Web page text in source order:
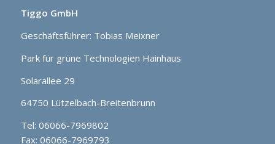
Tiggo GmbH
Geschäftsführer: Tobias Meixner
Park für grüne Technologien Hainhaus
Solarallee 29
64750 Lützelbach-Breitenbrunn
Tel: 06066-7969802
Fax: 06066-7969793